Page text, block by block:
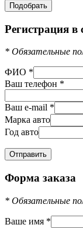
Регистрация
* Обязательные
ФИО *
Ваш телефон *
Ваш e-mail *
Марка авто
Год авто
Форма заказа
* Обязательные
Ваше имя *